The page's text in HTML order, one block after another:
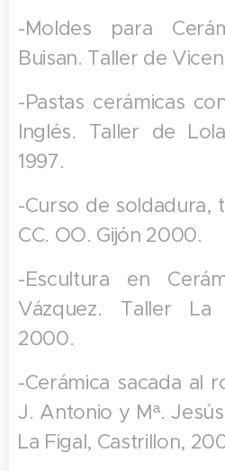
-Moldes para
Buisan. Taller de
-Pastas cerámicas
Inglés. Taller de
1997.
-Curso de soldadura,
CC. OO. Gijón 2000.
-Escultura en
Vázquez. Taller La
2000.
-Cerámica sacada al
J. Antonio y Mª.
La Figal, Castrillon,